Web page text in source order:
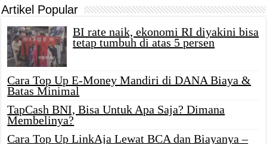
Artikel Popular
BI rate naik, ekonomi RI diyakini bisa
tetap tumbuh di atas 5 persen
Cara Top Up E-Money Mandiri di DANA Biaya &
Batas Minimal
TapCash BNI, Bisa Untuk Apa Saja? Dimana
Membelinya?
Cara Top Up LinkAja Lewat BCA dan Biayanya –